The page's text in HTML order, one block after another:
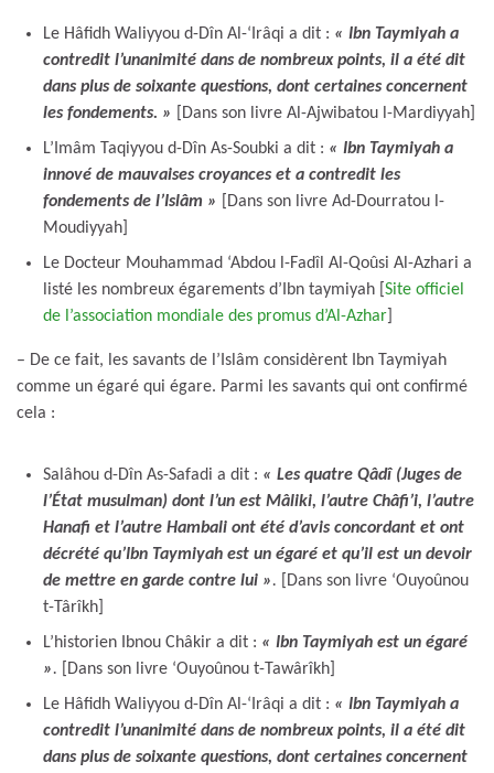
Le Hâfidh Waliyyou d-Dîn Al-‘Irâqi a dit : « Ibn Taymiyah a
contredit l’unanimité dans de nombreux points, il a été dit
dans plus de soixante questions, dont certaines concernent
les fondements. »
[Dans son livre Al-Ajwibatou l-Mardiyyah]
L’Imâm Taqiyyou d-Dîn As-Soubki a dit : « Ibn Taymiyah a
innové de mauvaises croyances et a contredit les
fondements de l’Islâm »
[Dans son livre Ad-Dourratou l-
Moudiyyah]
Le Docteur Mouhammad ‘Abdou l-Fadîl Al-Qoûsi Al-Azhari a
listé les nombreux égarements d’Ibn taymiyah [ Site officiel
de l’association mondiale des promus d’Al-Azhar
– De ce fait, les savants de l’Islâm considèrent Ibn Taymiyah
comme un égaré qui égare. Parmi les savants qui ont confirmé
cela :
Salâhou d-Dîn As-Safadi a dit : « Les quatre Qâdî (Juges de
l’État musulman) dont l’un est Mâliki, l’autre Châfi’i, l’autre
Hanafi et l’autre Hambali ont été d’avis concordant et ont
décrété qu’Ibn Taymiyah est un égaré et qu’il est un devoir
de mettre en garde contre lui ».
[Dans son livre ‘Ouyoûnou
t-Târîkh]
L’historien Ibnou Châkir a dit : « Ibn Taymiyah est un égaré
».
[Dans son livre ‘Ouyoûnou t-Tawârîkh]
Le Hâfidh Waliyyou d-Dîn Al-‘Irâqi a dit : « Ibn Taymiyah a
contredit l’unanimité dans de nombreux points, il a été dit
dans plus de soixante questions, dont certaines concernent